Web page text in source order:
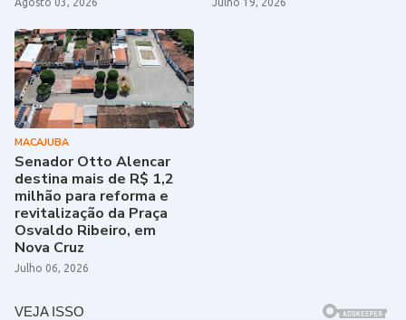
Agosto 03, 2026 Julho 19, 2026
MACAJUBA
Senador Otto Alencar
destina mais de R$ 1,2
milhão para reforma e
revitalização da Praça
Osvaldo Ribeiro, em
Nova Cruz
Julho 06, 2026